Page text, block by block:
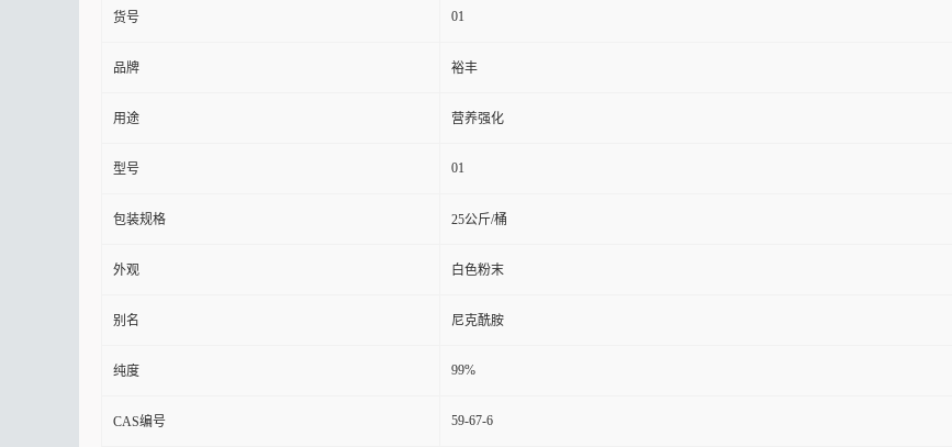
货号 01
品牌 裕丰
用途 营养强化
型号 01
包装规格 25公斤/桶
外观 白色粉末
别名 尼克酰胺
纯度 99%
CAS编号 59-67-6